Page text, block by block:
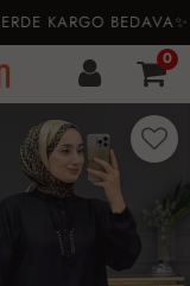
KARGO BEDAVA✨
0